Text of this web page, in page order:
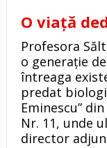
O viață
Profesora
o generație
întreaga
predat
Eminescu”
Nr. 11, unde
director